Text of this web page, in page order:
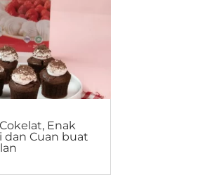
Enak
dan Cuan buat